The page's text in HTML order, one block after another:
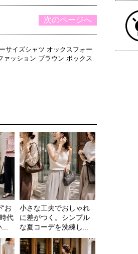
次のページへ
サイズシャツ オックスフォー
ァッション ブラウン ボックス
お
代
...
小さな工夫でおしゃれ
に差がつく。シンプル
な夏コーデを洗練し...